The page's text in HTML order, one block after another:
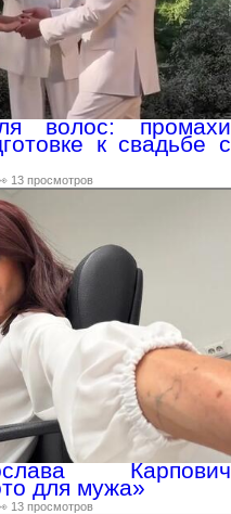
волос: промахи
к свадьбе с
13 просмотров
Карпович
для мужа»
13 просмотров